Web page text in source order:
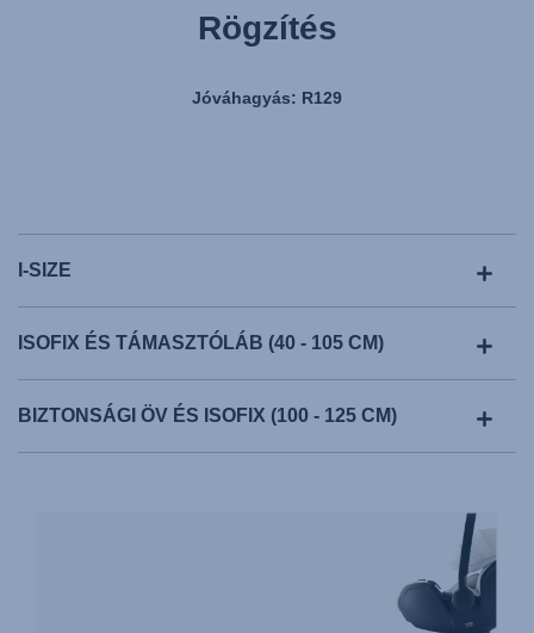
Rögzítés
Jóváhagyás: R129
I-SIZE
ISOFIX ÉS TÁMASZTÓLÁB (40 - 105 CM)
BIZTONSÁGI ÖV ÉS ISOFIX (100 - 125 CM)